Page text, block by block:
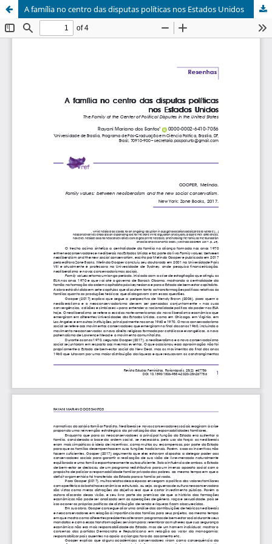
A família no centro das disputas políticas nos Estados Unidos